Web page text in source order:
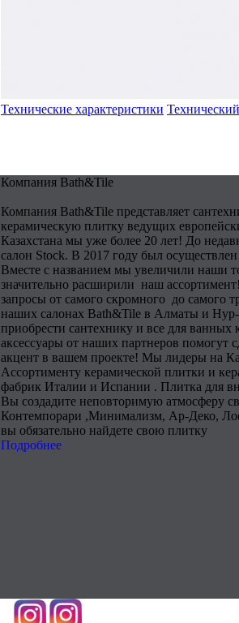
Технические характеристики
Компания Bath&Tile
Компания Bath&Tile представляет
керамическую плитку ведущих
Казахстана мы уже более 20 лет! До
салон Stock. В 2017 году был
Вместе с названием мы увеличили наши
значительно расширили наш
запросы от самого скромного до самого
наших салонах Bath&Tile в Алматы и
приобрести сантехнику и все для ванных
аксессуары от наших партнеров помогут
акцент в вашем проекте! Мы лидеры на
Ассортименту керамической плитки и
фабрик Италии и Испании . Плитка для
Вы создадите неповторимую атмосферу
Контемпорари ,Минимализм, Ар-Деко,
вы обязательно найдете свою плитку
Подробнее